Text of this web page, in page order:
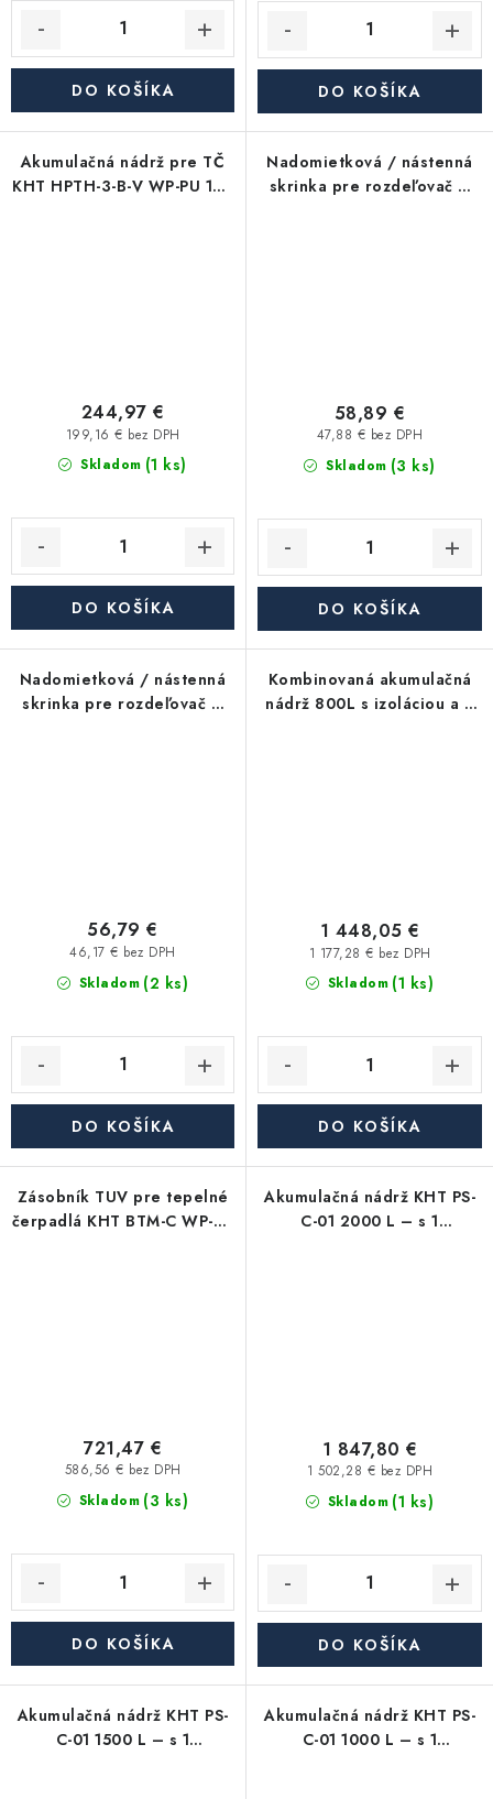
DO KOŠÍKA DO KOŠÍKA
Akumulačná nádrž pre TČ
KHT HPTH-3-B-V WP-PU 120
Skladom (1 ks)
199,16 € bez DPH
244,97 €
DO KOŠÍKA
Nadomietková / nástenná
skrinka pre rozdeľovač –
Skladom (3 ks)
47,88 € bez DPH
58,89 €
DO KOŠÍKA
Nadomietková / nástenná
skrinka pre rozdeľovač –
Skladom (2 ks)
46,17 € bez DPH
56,79 €
DO KOŠÍKA
Kombinovaná akumulačná
nádrž 800L s izoláciou a 2
Skladom (1 ks)
1 177,28 € bez DPH
1 448,05 €
DO KOŠÍKA
Zásobník TUV pre tepelné
čerpadlá KHT BTM-C WP-PU
Skladom (3 ks)
586,56 € bez DPH
721,47 €
DO KOŠÍKA
Akumulačná nádrž KHT PS-
C-01 2000 L – s 1
Skladom (1 ks)
1 502,28 € bez DPH
1 847,80 €
DO KOŠÍKA
Akumulačná nádrž KHT PS-
C-01 1500 L – s 1
Akumulačná nádrž KHT PS-
C-01 1000 L – s 1